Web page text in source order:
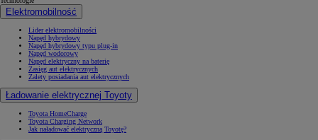
Elektromobilność
Lider elektromobilności
Napęd hybrydowy
Napęd hybrydowy typu plug-in
Napęd wodorowy
Napęd elektryczny na baterię
Zasięg aut elektrycznych
Zalety posiadania aut elektrycznych
Ładowanie elektrycznej Toyoty
Toyota HomeCharge
Toyota Charging Network
Jak naładować elektryczną Toyotę?